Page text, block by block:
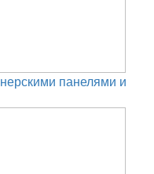
панелями и